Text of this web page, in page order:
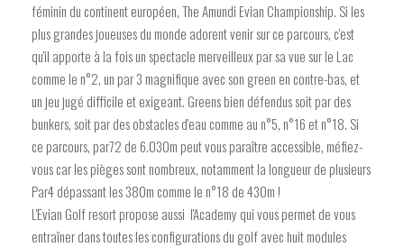
féminin du continent européen, The Amundi Evian Championship. Si les
plus grandes joueuses du monde adorent venir sur ce parcours, c'est
qu'il apporte à la fois un spectacle merveilleux par sa vue sur le Lac
comme le n°2, un par 3 magnifique avec son green en contre-bas, et
un jeu jugé difficile et exigeant. Greens bien défendus soit par des
bunkers, soit par des obstacles d'eau comme au n°5, n°16 et n°18. Si
ce parcours, par72 de 6.030m peut vous paraître accessible, méfiez-
vous car les pièges sont nombreux, notamment la longueur de plusieurs
Par4 dépassant les 380m comme le n°18 de 430m !
L'Evian Golf resort propose aussi l'Academy qui vous permet de vous
entraîner dans toutes les configurations du golf avec huit modules